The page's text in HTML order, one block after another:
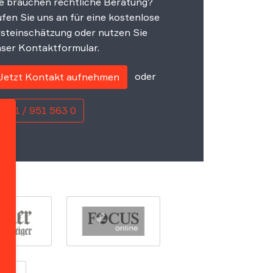
Sie uns an für eine kostenlose
oder nutzen Sie
Kontaktformular.
Kontakt aufnehmen oder
0221 / 951 563 0